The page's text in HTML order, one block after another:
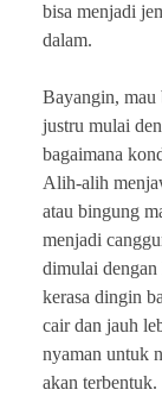
bisa menjadi
dalam.
Bayangin, mau
justru mulai
bagaimana
Alih-alih
atau bingung
menjadi
dimulai
kerasa dingin
cair dan jauh
nyaman untuk
akan terbentuk.